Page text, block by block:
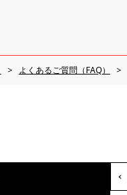
よくあるご質問（FAQ）